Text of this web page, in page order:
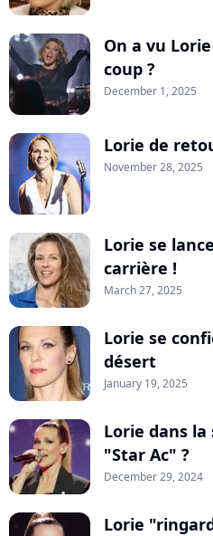
On a vu
coup ?
December 1, 2025
Lorie de
November 28, 2025
Lorie se
carrière !
March 27, 2025
Lorie se
désert
January 19, 2025
Lorie dans
"Star Ac" ?
December 29, 2024
Lorie